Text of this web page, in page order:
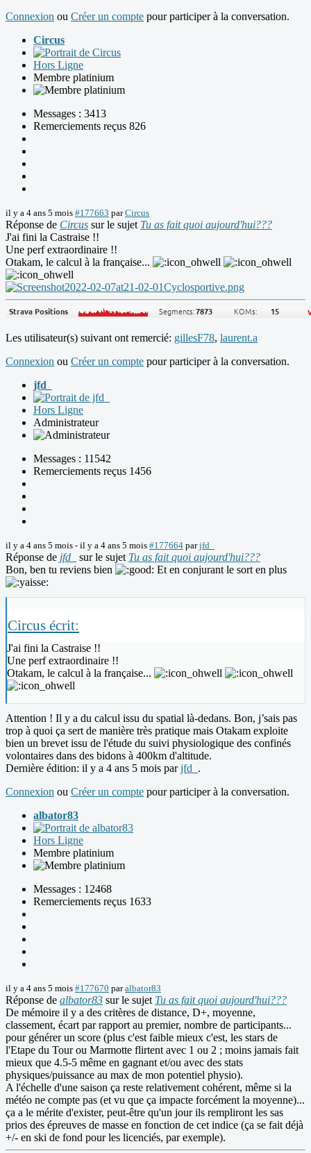
Connexion ou Créer un compte pour participer à la conversation.
Circus
Hors Ligne
Membre platinium
Messages : 3413
Remerciements reçus 826
il y a 4 ans 5 mois #177663 parCircus
Réponse de Circus sur le sujet Tu as fait quoi aujourd'hui???
J'ai fini la Castraise !!
Une perf extraordinaire !!
Otakam, le calcul à la française...
Les utilisateur(s) suivant ont remercié: gillesF78, laurent.a
Connexion ou Créer un compte pour participer à la conversation.
jfd_
Hors Ligne
Administrateur
Messages : 11542
Remerciements reçus 1456
il y a 4 ans 5 mois - il y a 4 ans 5 mois #177664 parjfd_
Réponse de jfd_ sur le sujet Tu as fait quoi aujourd'hui???
Bon, ben tu reviens bien
Et en conjurant le sort en plus
Circus écrit:
J'ai fini la Castraise !!
Une perf extraordinaire !!
Otakam, le calcul à la française...
Attention ! Il y a du calcul issu du spatial là-dedans. Bon, j’sais pas
trop à quoi ça sert de manière très pratique mais Otakam exploite
bien un brevet issu de l'étude du suivi physiologique des confinés
volontaires dans des bidons à 400km d'altitude.
Dernière édition: il y a 4 ans 5 mois parjfd_ .
Connexion ou Créer un compte pour participer à la conversation.
albator83
Hors Ligne
Membre platinium
Messages : 12468
Remerciements reçus 1633
il y a 4 ans 5 mois #177670 paralbator83
Réponse de albator83 sur le sujet Tu as fait quoi aujourd'hui???
De mémoire il y a des critères de distance, D+, moyenne,
classement, écart par rapport au premier, nombre de participants...
pour générer un score (plus c'est faible mieux c'est, les stars de
l'Etape du Tour ou Marmotte flirtent avec 1 ou 2 ; moins jamais fait
mieux que 4.5-5 même en gagnant et/ou avec des stats
physiques/puissance au max de mon potentiel physio).
A l'échelle d'une saison ça reste relativement cohérent, même si la
météo ne compte pas (et vu que ça impacte forcément la moyenne)...
ça a le mérite d'exister, peut-être qu'un jour ils rempliront les sas
prios des épreuves de masse en fonction de cet indice (ça se fait déjà
+/- en ski de fond pour les licenciés, par exemple).